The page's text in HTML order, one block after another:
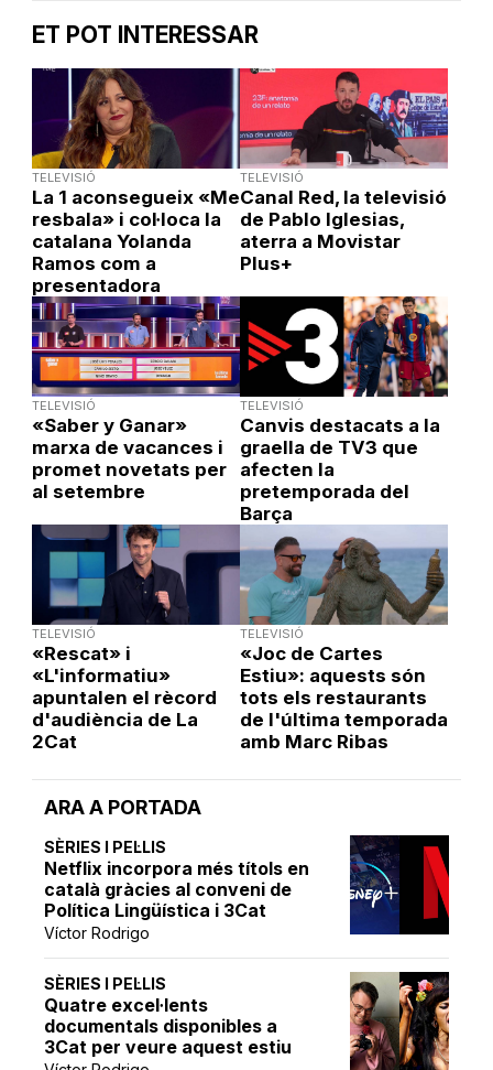
ARA A PORTADA
SÈRIES I PEL·LIS
Netflix incorpora més títols en
català gràcies al conveni de
Política Lingüística i 3Cat
Víctor Rodrigo
SÈRIES I PEL·LIS
Quatre excel·lents
documentals disponibles a
3Cat per veure aquest estiu
ET POT INTERESSAR
TELEVISIÓ
La 1 aconsegueix «Me
resbala» i col·loca la
catalana Yolanda
Ramos com a
presentadora
TELEVISIÓ
Canal Red, la televisió
de Pablo Iglesias,
aterra a Movistar
Plus+
TELEVISIÓ
«Saber y Ganar»
marxa de vacances i
promet novetats per
al setembre
TELEVISIÓ
Canvis destacats a la
graella de TV3 que
afecten la
pretemporada del
Barça
TELEVISIÓ
«Rescat» i
«L'informatiu»
apuntalen el rècord
d'audiència de La
2Cat
TELEVISIÓ
«Joc de Cartes
Estiu»: aquests són
tots els restaurants
de l'última temporada
amb Marc Ribas